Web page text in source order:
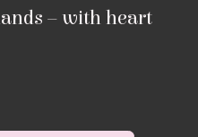
– with heart